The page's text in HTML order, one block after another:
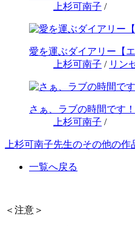
上杉可南子 /
愛を運ぶダイアリー【
上杉可南子 / リン
さぁ、ラブの時間で
上杉可南子 /
上杉可南子先生のその他の作
一覧へ戻る
＜注意＞